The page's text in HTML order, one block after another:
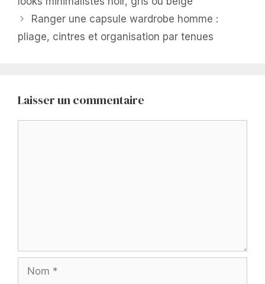
Ranger une capsule wardrobe homme :
pliage, cintres et organisation par tenues
Laisser un commentaire
Nom